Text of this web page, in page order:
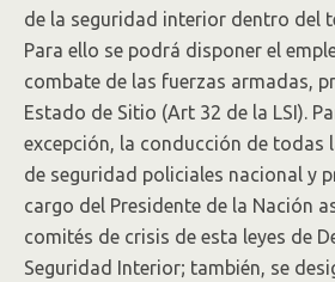
de la seguridad interior dentro del
Para ello se podrá disponer el
combate de las fuerzas armadas,
Estado de Sitio (Art 32 de la LSI).
excepción, la conducción de todas
de seguridad policiales nacional y
cargo del Presidente de la Nación
comités de crisis de esta leyes de
Seguridad Interior; también, se